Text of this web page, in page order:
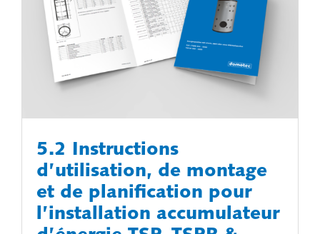
5.2 Instructions
d’utilisation, de montage
et de planification pour
l’installation accumulateur